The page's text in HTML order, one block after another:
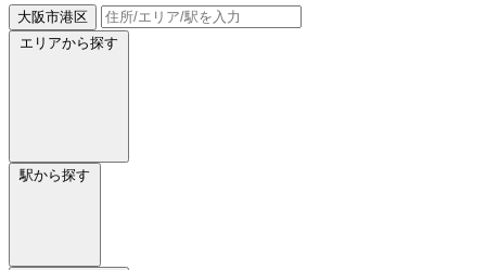
大阪市港区
エリアから探す
駅から探す